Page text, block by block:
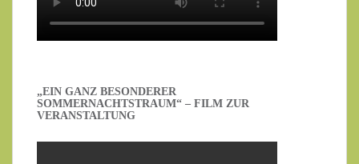
„EIN GANZ BESONDERER
SOMMERNACHTSTRAUM“ – FILM ZUR
VERANSTALTUNG